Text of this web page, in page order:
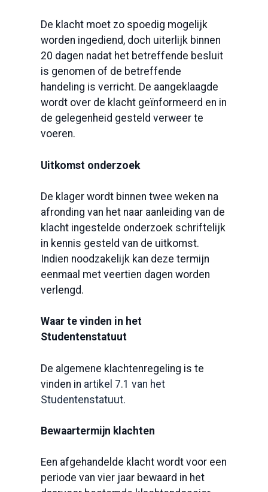
De klacht moet zo spoedig mogelijk
worden ingediend, doch uiterlijk binnen
20 dagen nadat het betreffende besluit
is genomen of de betreffende
handeling is verricht. De aangeklaagde
wordt over de klacht geïnformeerd en in
de gelegenheid gesteld verweer te
voeren.
Uitkomst onderzoek
De klager wordt binnen twee weken na
afronding van het naar aanleiding van de
klacht ingestelde onderzoek schriftelijk
in kennis gesteld van de uitkomst.
Indien noodzakelijk kan deze termijn
eenmaal met veertien dagen worden
verlengd.
Waar te vinden in het
Studentenstatuut
De algemene klachtenregeling is te
vinden in artikel 7.1 van het
Studentenstatuut.
Bewaartermijn klachten
Een afgehandelde klacht wordt voor een
periode van vier jaar bewaard in het